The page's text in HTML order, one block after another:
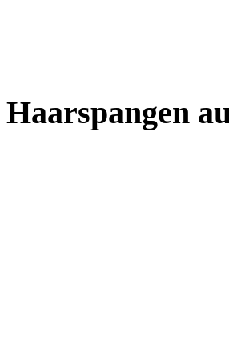
Haarspangen